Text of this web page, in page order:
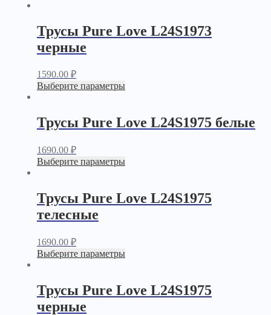
Трусы Pure Love L24S1973
черные
1590.00 ₽
Выберите параметры
Трусы Pure Love L24S1975 белые
1690.00 ₽
Выберите параметры
Трусы Pure Love L24S1975
телесные
1690.00 ₽
Выберите параметры
Трусы Pure Love L24S1975
черные